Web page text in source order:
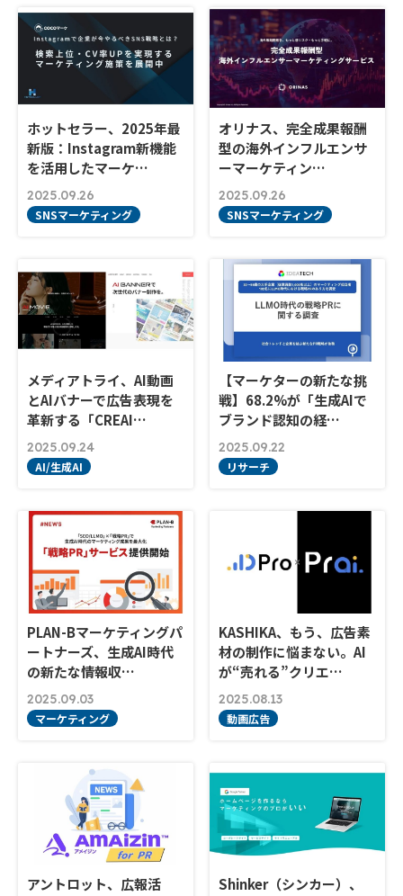
ホットセラー、2025年最
新版：Instagram新機能
を活用したマーケ…
2025.09.26
SNSマーケティング
オリナス、完全成果報酬
型の海外インフルエンサ
ーマーケティン…
2025.09.26
SNSマーケティング
メディアトライ、AI動画
とAIバナーで広告表現を
革新する「CREAI…
2025.09.24
AI/生成AI
【マーケターの新たな挑
戦】68.2%が「生成AIで
ブランド認知の経…
2025.09.22
リサーチ
PLAN-Bマーケティングパ
ートナーズ、生成AI時代
の新たな情報収…
2025.09.03
マーケティング
KASHIKA、もう、広告素
材の制作に悩まない。AI
が“売れる”クリエ…
2025.08.13
動画広告
アントロット、広報活
Shinker（シンカー）、